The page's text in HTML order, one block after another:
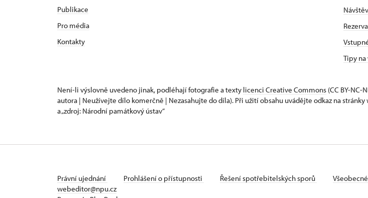
Publikace
Pro média
Kontakty
Tipy
Není-li výslovně uvedeno jinak, podléhají fotografie a texty licenci Creative Commons (CC BY-NC-
autora | Neužívejte dílo komerčně | Nezasahujte do díla). Při užití obsahu uvádějte odkaz na stránky
a „zdroj: Národní památkový ústav“
Právní ujednání Prohlášení o přístupnosti Řešení spotřebitelských sporů
webeditor@npu.cz